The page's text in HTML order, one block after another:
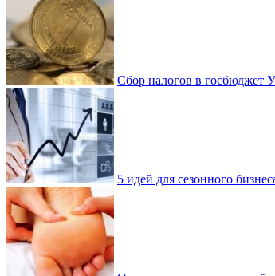
Сбор налогов в госбюджет
5 идей для сезонного